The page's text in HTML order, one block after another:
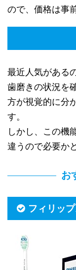
ので、価格は事
最近人気がある
歯磨きの状況を
方が視覚的に分
す。
しかし、この機
違うので必要か
お
フィリッ